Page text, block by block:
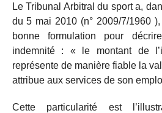
Le Tribunal Arbitral du sport a,
du 5 mai 2010 (n° 2009/7/1960
bonne formulation pour
indemnité : « le montant de
représente de manière fiable la
attribue aux services de son
Cette particularité est